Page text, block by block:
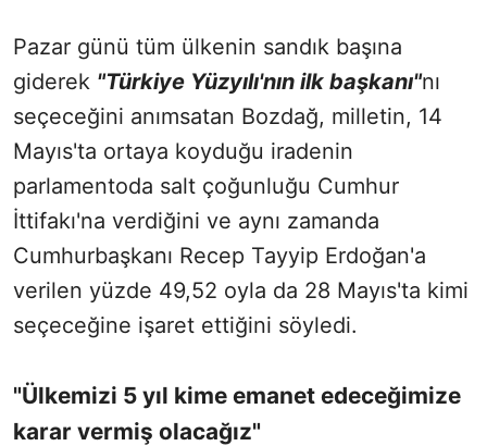
Pazar günü tüm ülkenin sandık başına
giderek "Türkiye Yüzyılı'nın ilk başkanı"nı
seçeceğini anımsatan Bozdağ, milletin, 14
Mayıs'ta ortaya koyduğu iradenin
parlamentoda salt çoğunluğu Cumhur
İttifakı'na verdiğini ve aynı zamanda
Cumhurbaşkanı Recep Tayyip Erdoğan'a
verilen yüzde 49,52 oyla da 28 Mayıs'ta kimi
seçeceğine işaret ettiğini söyledi.
"Ülkemizi 5 yıl kime emanet edeceğimize
karar vermiş olacağız"